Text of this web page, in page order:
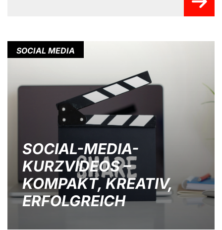
SOCIAL-MEDIA-
KURZVIDEOS –
KOMPAKT, KREATIV,
ERFOLGREICH
SOCIAL MEDIA